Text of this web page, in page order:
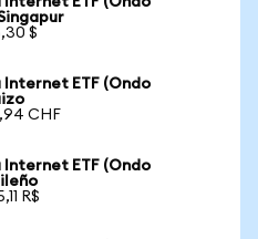
$
Internet ETF (Ondo
CHF
Internet ETF (Ondo
R$